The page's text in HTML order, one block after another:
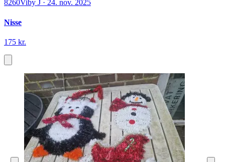
8260Viby J · 24. nov. 2025
Nisse
175 kr.